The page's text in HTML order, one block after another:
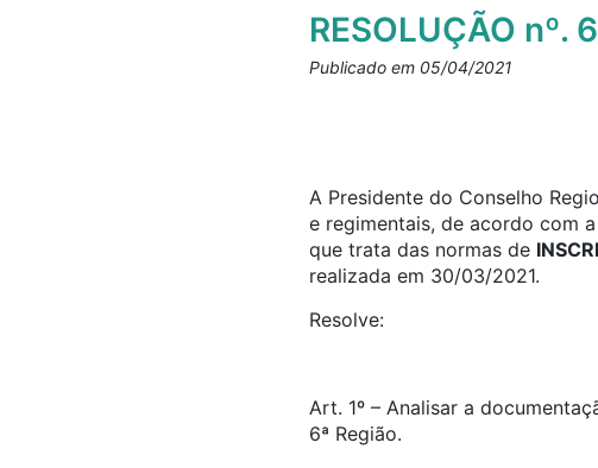
RESOLUÇÃO nº.
Publicado em 05/04/2021
A Presidente do Conselho
e regimentais, de acordo com
que trata das normas de
realizada em 30/03/2021.
Resolve:
Art. 1º – Analisar a
6ª Região.